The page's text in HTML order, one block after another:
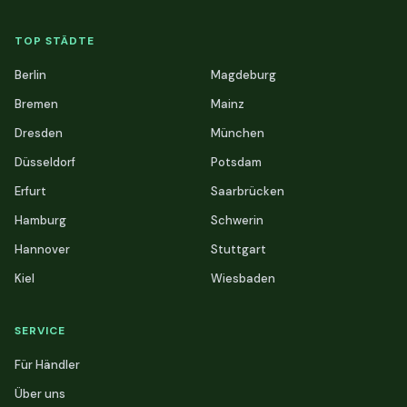
TOP STÄDTE
Berlin
Bremen
Dresden
Düsseldorf
Erfurt
Hamburg
Hannover
Kiel
Magdeburg
Mainz
München
Potsdam
Saarbrücken
Schwerin
Stuttgart
Wiesbaden
SERVICE
Für Händler
Über uns